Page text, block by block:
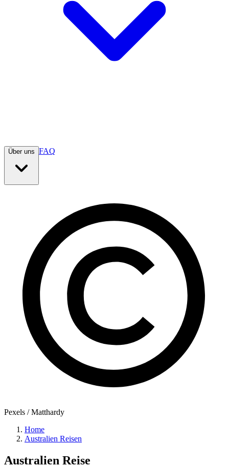
Über uns FAQ
Pexels / Matthardy
Home
Australien Reisen
Australien Reise